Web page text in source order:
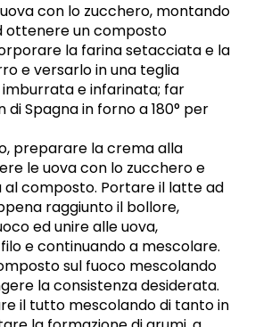
con lo zucchero, montando
ottenere un composto
la farina setacciata e la
e versarlo in una teglia
e infarinata; far
di Spagna in forno a 180° per
preparare la crema alla
le uova con lo zucchero e
al composto. Portare il latte ad
raggiunto il bollore,
ed unire alle uova,
e continuando a mescolare.
sul fuoco mescolando
la consistenza desiderata.
il tutto mescolando di tanto in